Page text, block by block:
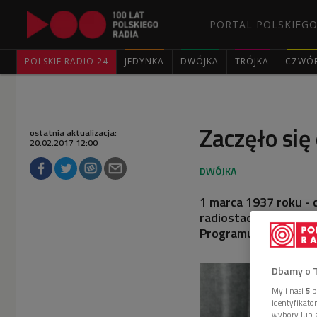
PORTAL
POLSKIE RADIO 24 JEDYNKA DWÓJKA TRÓJKA
Zaczęło
ostatnia aktualizacja:
20.02.2017 12:00
1 marca 1937 roku -
radiostacja
Programu 2
Dbamy o
My i nasi 5
wybory lub